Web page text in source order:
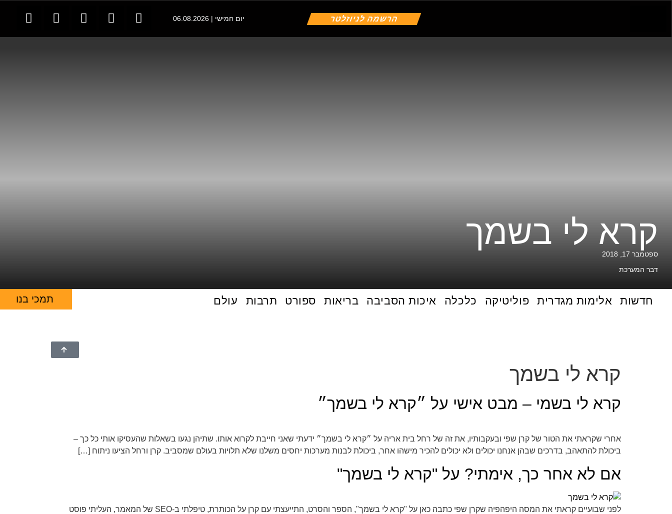
הרשמה לניוזלטר יום חמישי | 06.08.2026
קרא לי בשמך
ספטמבר 17, 2018
דבר המערכת
חדשות אלימות מגדרית פוליטיקה כלכלה איכות הסביבה בריאות ספורט תרבות עולם תמכי בנו
קרא לי בשמך
קרא לי בשמי – מבט אישי על ״קרא לי בשמך״
אחרי שקראתי את הטור של קרן שפי ובעקבותיו, את זה של רחל בית אריה על ״קרא לי בשמך״ ידעתי שאני חייבת לקרוא אותו. שתיהן נגעו בשאלות שהעסיקו אותי כל כך –
ביכולת להתאהב, בדרכים שבהן אנחנו יכולים ולא יכולים להכיר מישהו אחר, ביכולת לבנות מערכות יחסים משלנו שלא תלויות בעולם שמסביב. קרן ורחל הציעו ניתוח […]
אם לא אחר כך, אימתי? על "קרא לי בשמך"
לפני שבועיים קראתי את המסה היפהפיה שקרן שפי כתבה כאן על "קרא לי בשמך", הספר והסרט, התייעצתי עם קרן על הכותרת, טיפלתי ב-SEO של המאמר, העליתי פוסט